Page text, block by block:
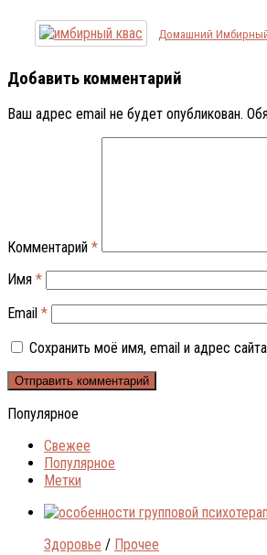
Домашний
Добавить комментарий
Ваш адрес email не будет опубликован.
Комментарий *
Имя *
Email *
Сохранить моё имя, email и адрес
Популярное
Свежее
Популярное
Метки
Здоровье / Прочее